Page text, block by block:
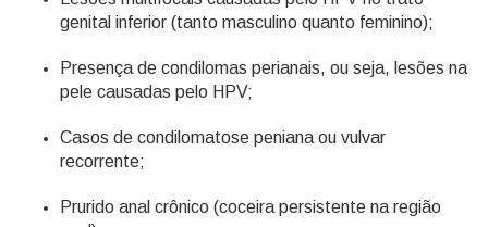
genital inferior (tanto masculino quanto feminino);
Presença de condilomas perianais, ou seja, lesões na
pele causadas pelo HPV;
Casos de condilomatose peniana ou vulvar
recorrente;
Prurido anal crônico (coceira persistente na região